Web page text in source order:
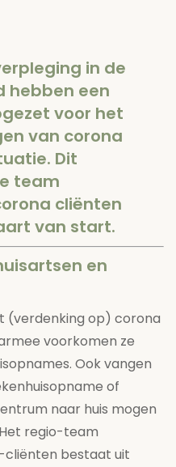
in de
hebben een
voor het
van corona
Dit
team
cliënten
van start.
en
(verdenking op) corona
voorkomen ze
Ook vangen
of
naar huis mogen
regio-team
cliënten bestaat uit